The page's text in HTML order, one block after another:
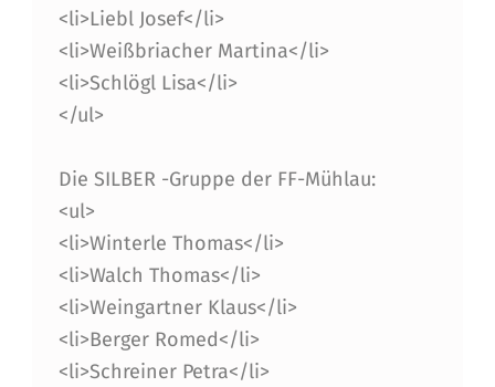
<li>Liebl Josef</li>
<li>Weißbriacher Martina</li>
<li>Schlögl Lisa</li>
</ul>
Die SILBER -Gruppe der FF-Mühlau:
<ul>
<li>Winterle Thomas</li>
<li>Walch Thomas</li>
<li>Weingartner Klaus</li>
<li>Berger Romed</li>
<li>Schreiner Petra</li>